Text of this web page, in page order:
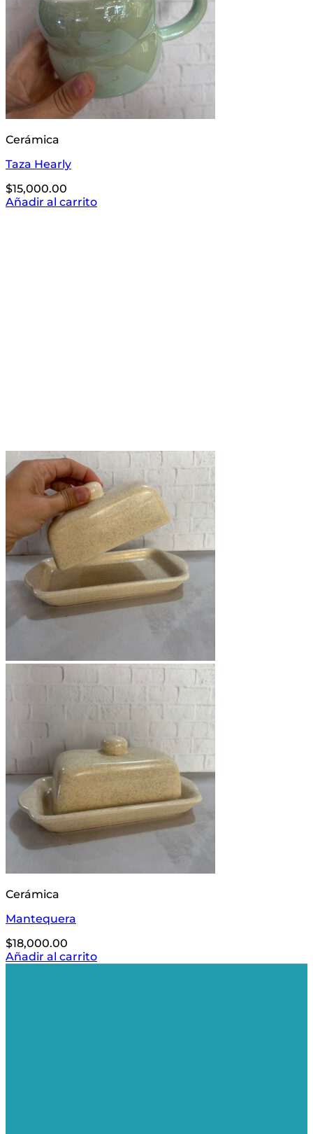
Cerámica
Taza Hearly
$15,000.00
Añadir al carrito
Cerámica
Mantequera
$18,000.00
Añadir al carrito